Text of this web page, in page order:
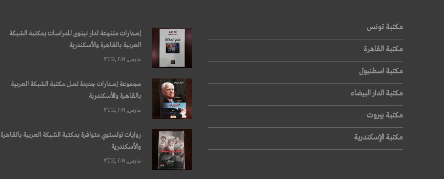
إصدارات متنوعة لدار نينوى للدراسات بمكتبة الشبكة
العربية بالقاهرة والأسكندرية
مارس, ۱۲TH, ۲۰۱۹
مجموعة إصدارات جديدة تصل مكتبة الشبكة العربية
بالقاهرة والأسكندرية
مارس, ۱۲TH, ۲۰۱۹
روايات تولستوي متوافرة بمكتبة الشبكة العربية بالقاهرة
والأسكندرية
مارس, ۱۲TH, ۲۰۱۹
مكتبة تونس
مكتبة القاهرة
مكتبة اسطنبول
مكتبة الدار البيضاء
مكتبة بيروت
مكتبة الإسكندرية